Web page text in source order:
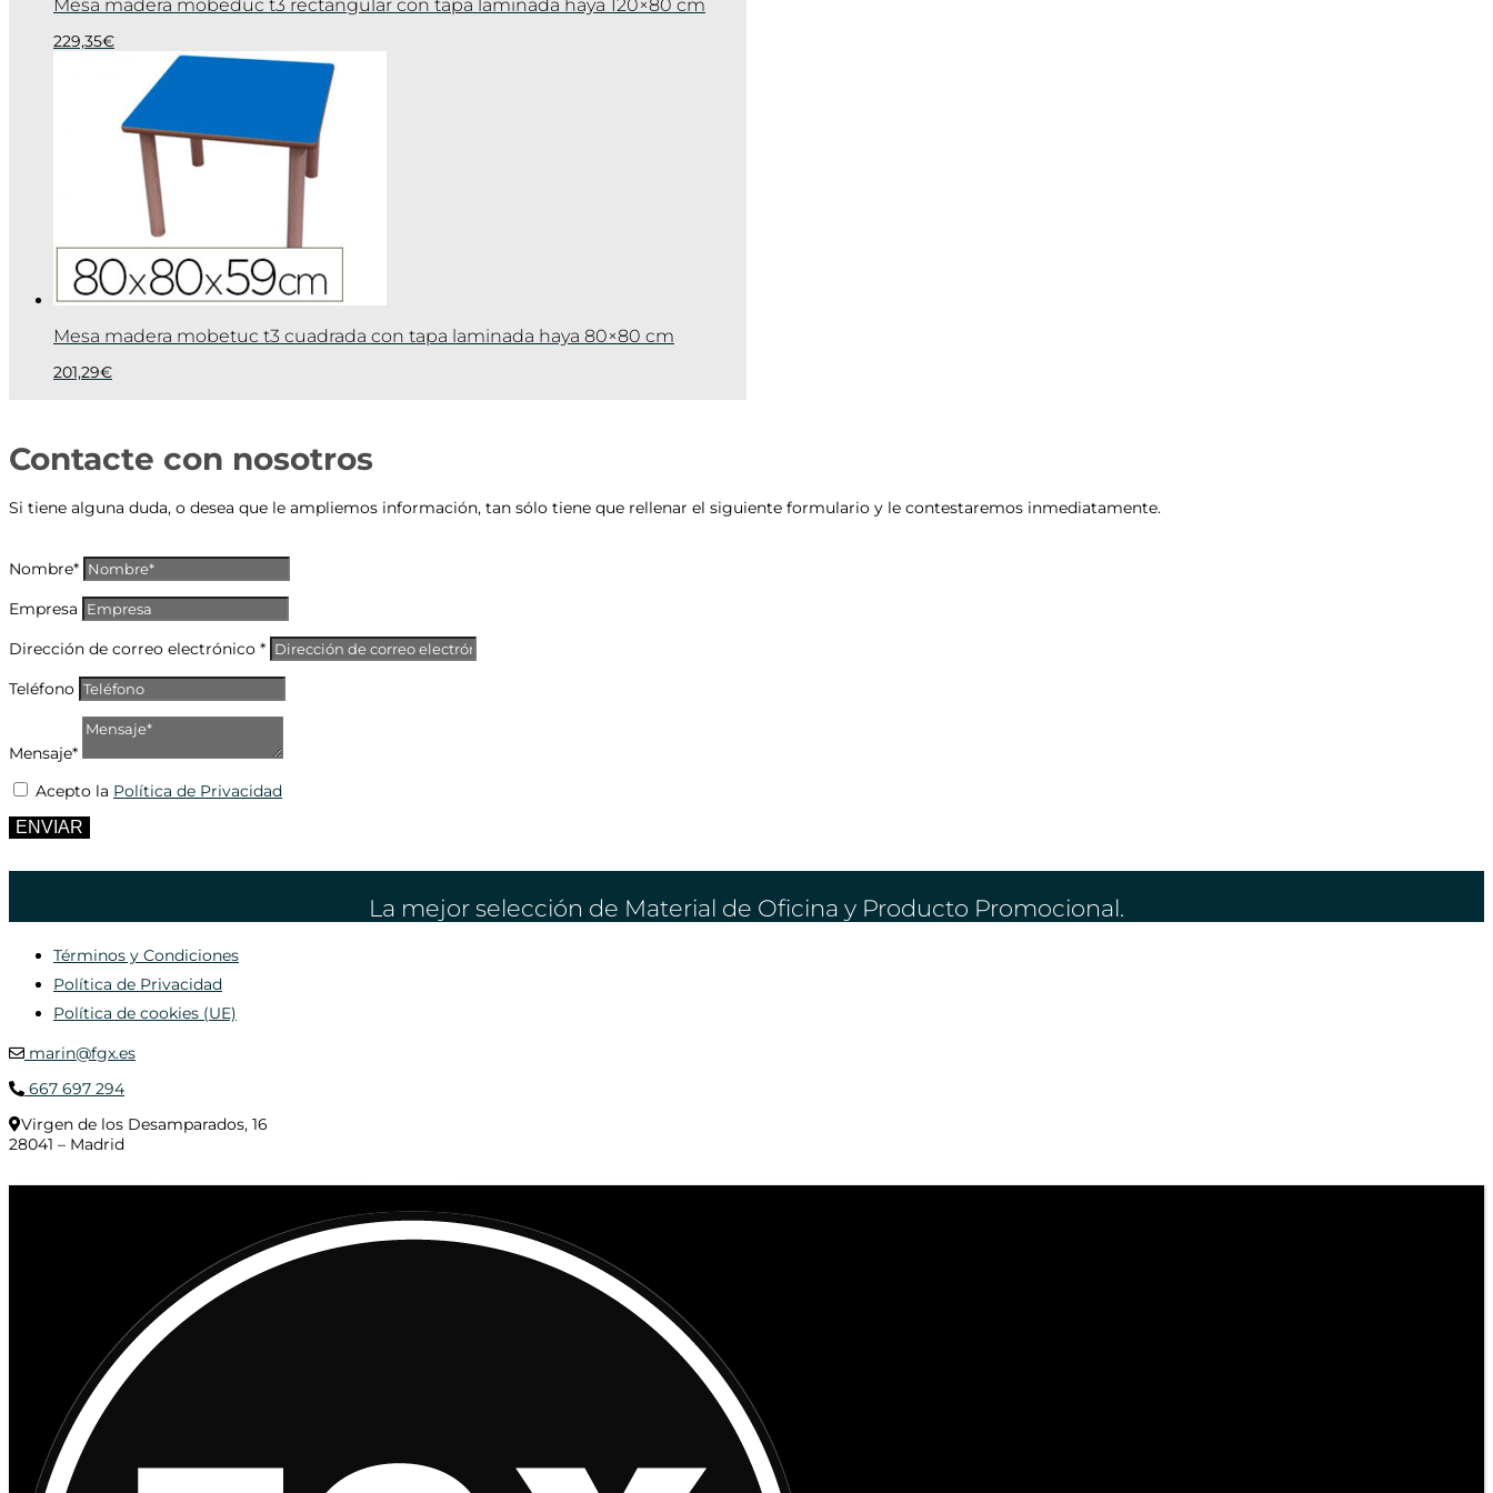
Mesa madera mobeduc t3 rectangular con tapa laminada haya 120×80 cm
229,35€
Mesa madera mobetuc t3 cuadrada con tapa laminada haya 80×80 cm
201,29€
Contacte con nosotros
Si tiene alguna duda, o desea que le ampliemos información, tan sólo tiene que rellenar el siguiente formulario y le contestaremos inmediatamente.
Nombre*
Empresa
Dirección de correo electrónico *
Teléfono
Mensaje*
Acepto la Política de Privacidad
ENVIAR
La mejor selección de Material de Oficina y Producto Promocional.
Términos y Condiciones
Política de Privacidad
Política de cookies (UE)
marin@fgx.es
667 697 294
Virgen de los Desamparados, 16
28041 – Madrid